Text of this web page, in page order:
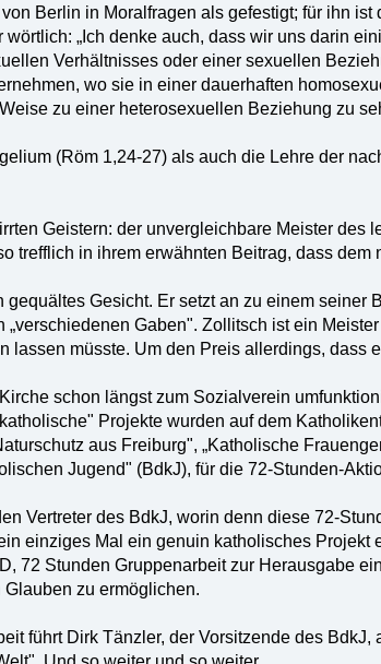
Berlin in Moralfragen als gefestigt; für ihn
wörtlich: „Ich denke auch, dass wir uns darin
Verhältnisses oder einer sexuellen
wo sie in einer dauerhaften
zu einer heterosexuellen Beziehung zu
(Röm 1,24-27) als auch die Lehre der
Geistern: der unvergleichbare Meister des
trefflich in ihrem erwähnten Beitrag, dass dem
gequältes Gesicht. Er setzt an zu einem seiner
„verschiedenen Gaben". Zollitsch ist ein
lassen müsste. Um den Preis allerdings, dass
schon längst zum Sozialverein
Projekte wurden auf dem
aus Freiburg", „Katholische
Jugend" (BdkJ), für die 72-Stunden-
Vertreter des BdkJ, worin denn diese 72-
einziges Mal ein genuin katholisches
72 Stunden Gruppenarbeit zur Herausgabe
zu ermöglichen.
führt Dirk Tänzler, der Vorsitzende des